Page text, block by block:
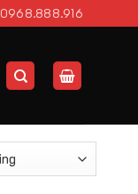
0968.888.916